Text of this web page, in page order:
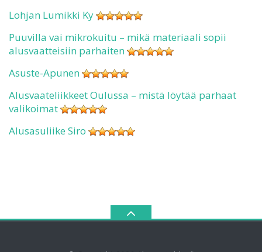
Lohjan Lumikki Ky
Puuvilla vai mikrokuitu – mikä materiaali sopii
alusvaatteisiin parhaiten
Asuste-Apunen
Alusvaateliikkeet Oulussa – mistä löytää parhaat
valikoimat
Alusasuliike Siro